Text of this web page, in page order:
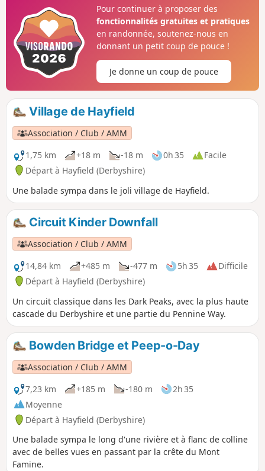
Pour continuer à proposer des
fonctionnalités gratuites et pratiques
en randonnée, soutenez-nous en
donnant un petit coup de pouce !
Je donne un coup de pouce
Village de Hayfield
Association / Club / AMM
1,75 km
+18 m -18 m 0h 35
Facile
Départ à Hayfield (Derbyshire)
Une balade sympa dans le joli village de Hayfield.
Circuit Kinder Downfall
Association / Club / AMM
14,84 km
+485 m -477 m 5h 35
Difficile
Départ à Hayfield (Derbyshire)
Un circuit classique dans les Dark Peaks, avec la plus haute
cascade du Derbyshire et une partie du Pennine Way.
Bowden Bridge et Peep-o-Day
Association / Club / AMM
7,23 km
+185 m -180 m
2h 35
Moyenne
Départ à Hayfield (Derbyshire)
Une balade sympa le long d'une rivière et à flanc de colline
avec de belles vues en passant par la crête du Mont
Famine.